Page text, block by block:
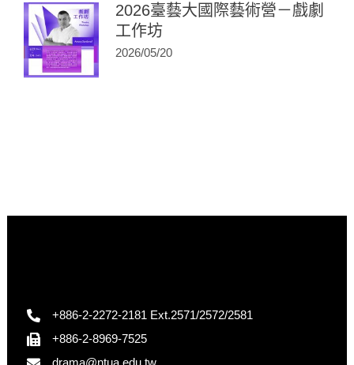
2026臺藝大國際藝術營－戲劇
工作坊
2026/05/20
+886-2-2272-2181 Ext.2571/2572/2581
+886-2-8969-7525
drama@ntua.edu.tw